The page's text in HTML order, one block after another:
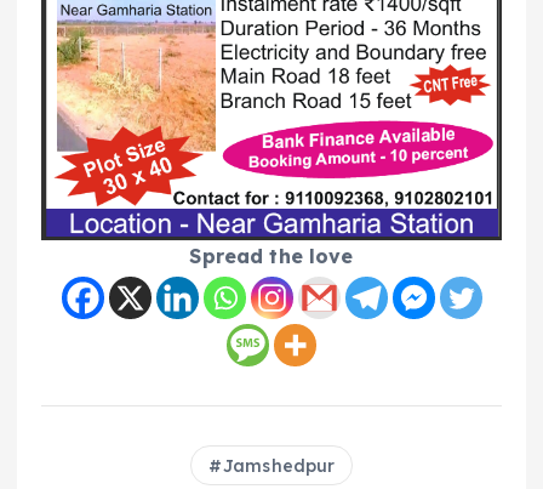
Spread the love
Jamshedpur